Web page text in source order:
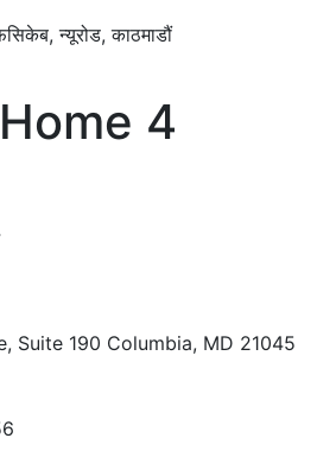
न्यूरोड, काठमाडौं
4
Suite 190 Columbia, MD 21045